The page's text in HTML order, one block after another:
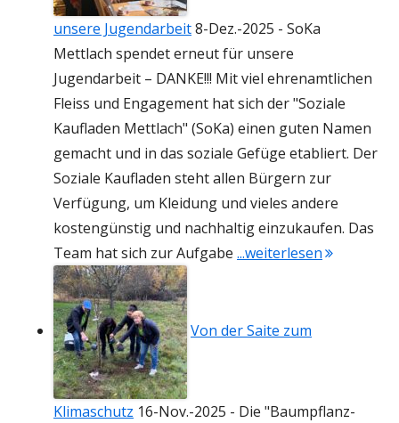
unsere Jugendarbeit8-Dez.-2025 - SoKa
Mettlach spendet erneut für unsere
Jugendarbeit – DANKE!!! Mit viel ehrenamtlichen
Fleiss und Engagement hat sich der "Soziale
Kaufladen Mettlach" (SoKa) einen guten Namen
gemacht und in das soziale Gefüge etabliert. Der
Soziale Kaufladen steht allen Bürgern zur
Verfügung, um Kleidung und vieles andere
kostengünstig und nachhaltig einzukaufen. Das
Team hat sich zur Aufgabe ...weiterlesen"DANKE
Von der Saite zum
Klimaschutz 16-Nov.-2025 - Die "Baumpflanz-